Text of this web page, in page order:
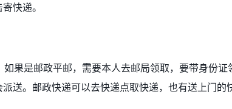
快递。
果是邮政平邮，需要本人去邮局领取，要带身份证
送。邮政快递可以去快递点取快递，也有送上门的